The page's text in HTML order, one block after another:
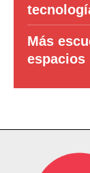
Más
espacios